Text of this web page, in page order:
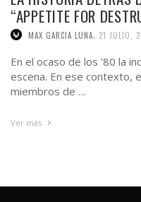
“APPETITE FOR
MAX GARCIA LUNA 21 JULIO,
En el ocaso de los ’80 la
escena. En ese contexto,
miembros de …
Ver más